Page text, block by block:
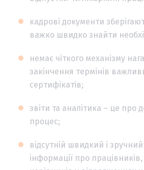
кадрові документи
важко швидко знайти
немає чіткого механізму
закінчення термінів
сертифікатів;
звіти та аналітика – це про
процес;
відсутній швидкий і
інформації про